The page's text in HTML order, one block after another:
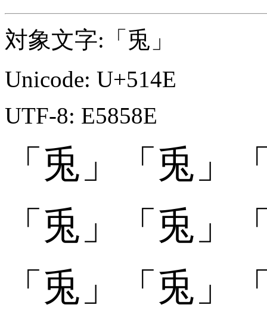
対象文字:「兎」
Unicode: U+514E
UTF-8: E5858E
「兎」 「兎」
「兎󠄀」 「兎󠄀」
「兎󠄁」 「兎󠄁」